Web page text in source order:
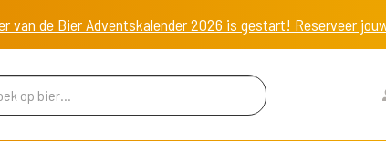
van de Bier Adventskalender 2026 is gestart! Reserveer